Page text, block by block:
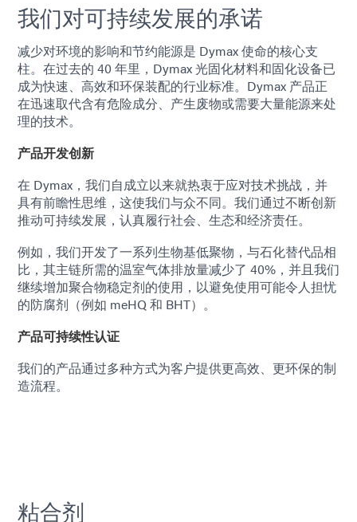
我们对可持续发展的承诺
减少对环境的影响和节约能源是 Dymax 使命的核心支
柱。在过去的 40 年里，Dymax 光固化材料和固化设备已
成为快速、高效和环保装配的行业标准。Dymax 产品正
在迅速取代含有危险成分、产生废物或需要大量能源来处
理的技术。
产品开发创新
在 Dymax，我们自成立以来就热衷于应对技术挑战，并
具有前瞻性思维，这使我们与众不同。我们通过不断创新
推动可持续发展，认真履行社会、生态和经济责任。
例如，我们开发了一系列生物基低聚物，与石化替代品相
比，其主链所需的温室气体排放量减少了 40%，并且我们
继续增加聚合物稳定剂的使用，以避免使用可能令人担忧
的防腐剂（例如 meHQ 和 BHT）。
产品可持续性认证
我们的产品通过多种方式为客户提供更高效、更环保的制
造流程。
粘合剂